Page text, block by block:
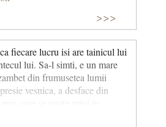
>>>
fiecare lucru isi are tainicul lui
lui. Sa-l simti, e un mare
din frumusetea lumii
vesnica, a desface din
care se poate privi in
cu aceasta lumina, farmecul,